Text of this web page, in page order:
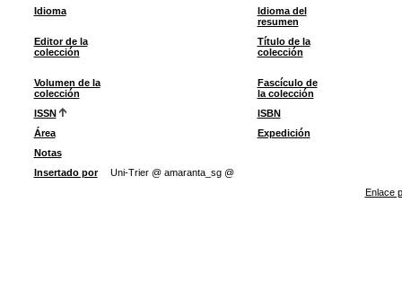
Idioma
Idioma del
resumen
Editor de la
colección
Título de la
colección
Volumen de la
colección
Fascículo de
la colección
ISSN
ISBN
Área
Expedición
Notas
Insertado por
Uni-Trier @ amaranta_sg @
Enlace